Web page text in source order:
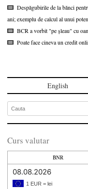
Despăgubirile de la bănci
ani; exemplu de calcul al unui
BCR a vorbit "pe șleau" cu
Poate face cineva un credit
English
Curs valutar
BNR
08.08.2026
1 EUR = lei